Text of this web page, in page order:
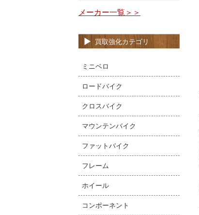
メーカー一覧＞＞
買取強化カテゴリ
ミニベロ
ロードバイク
クロスバイク
マウンテンバイク
ファットバイク
フレーム
ホイール
コンポーネント